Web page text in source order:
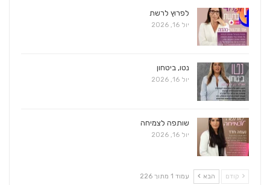
לפרוץ לרשת
יול 16, 2026
נטו, ביטחון
יול 16, 2026
שותפה לצמיחה
יול 16, 2026
קודם הבא עמוד 1 מתוך 226